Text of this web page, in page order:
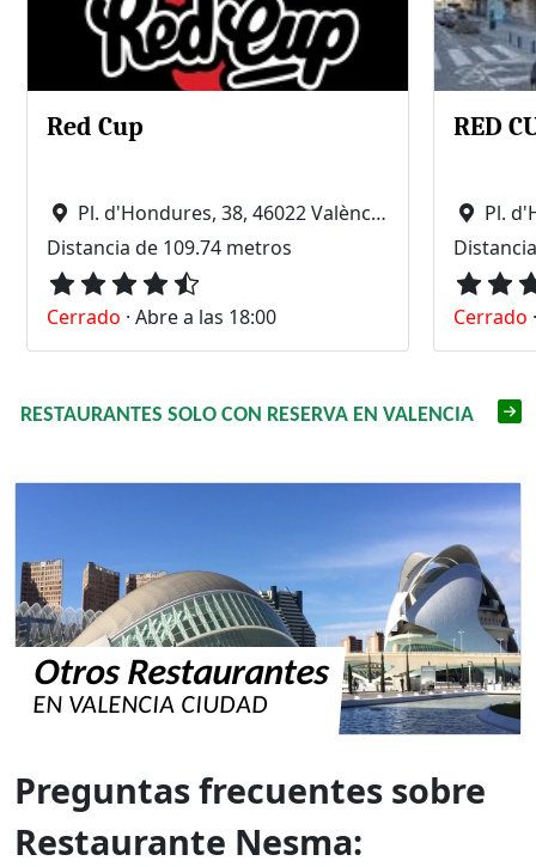
Red Cup
Pl. d'Hondures, 38, 46022 València, Valencia
Distancia de 109.74 metros
Cerrado · Abre a las 18:00
RED
Pl.
Cerrado ·
RESTAURANTES SOLO CON RESERVA EN VALENCIA
Otros Restaurantes
EN VALENCIA CIUDAD
Preguntas frecuentes sobre
Restaurante Nesma: